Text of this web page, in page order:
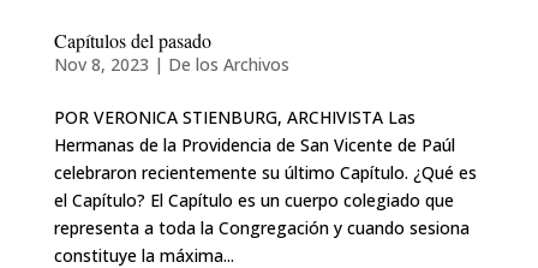
Capítulos del pasado
Nov 8, 2023 | De los Archivos
POR VERONICA STIENBURG, ARCHIVISTA Las
Hermanas de la Providencia de San Vicente de Paúl
celebraron recientemente su último Capítulo. ¿Qué es
el Capítulo? El Capítulo es un cuerpo colegiado que
representa a toda la Congregación y cuando sesiona
constituye la máxima...